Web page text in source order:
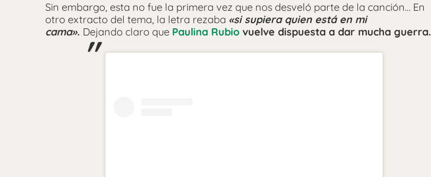
Sin embargo, esta no fue la primera vez que nos desveló parte de la canción… En
otro extracto del tema, la letra rezaba «si supiera quien está en mi
cama». Dejando claro que Paulina Rubio vuelve dispuesta a dar mucha guerra.